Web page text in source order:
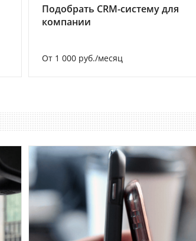
Подобрать CRM-систему для
компании
От 1 000 руб./месяц